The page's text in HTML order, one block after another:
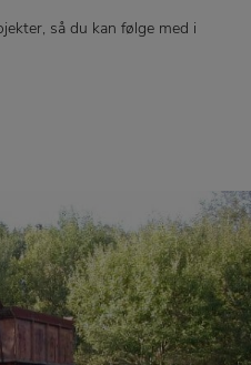
så du kan følge med i